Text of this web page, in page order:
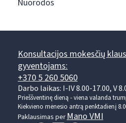
Nuorodos
Konsultacijos mokesčių
gyventojams:
+370 5 260 5060
Darbo laikas: I-IV 8.00-17.00, V
Prieššventinę dieną - viena valanda
Kiekvieno mėnesio antrą penktadienį
Paklausimas perMano VMI